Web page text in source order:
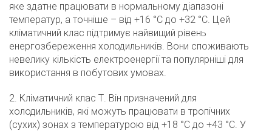
яке здатне працювати в нормальному діапазоні
температур, а точніше – від +16 °C до +32 °C. Цей
кліматичний клас підтримує найвищий рівень
енергозбереження холодильників. Вони споживають
невелику кількість електроенергії та популярніші для
використання в побутових умовах.
2. Кліматичний клас Т. Він призначений для
холодильників, які можуть працювати в тропічних
(сухих) зонах з температурою від +18 °C до +43 °C. У